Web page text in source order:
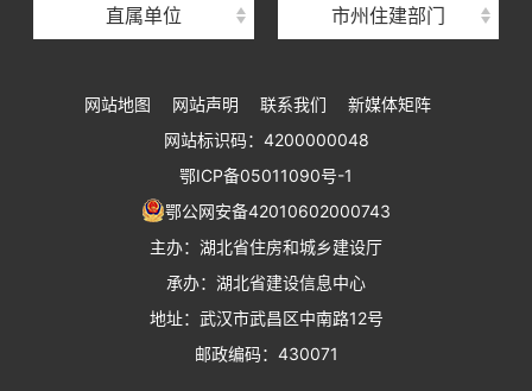
直属单位 湖北省建设工程标准定额管理总站
湖北省住建厅执业资格注册中心
湖北省城乡建设发展中心
湖北城市建设职业技术学院
市州住建部门
网站地图 网站声明 联系我们
新媒体矩阵
网站标识码：4200000048
鄂ICP备05011090号-1
鄂公网安备42010602000743
主办：湖北省住房和城乡建设厅
承办：湖北省建设信息中心
地址：武汉市武昌区中南路12号
邮政编码：430071